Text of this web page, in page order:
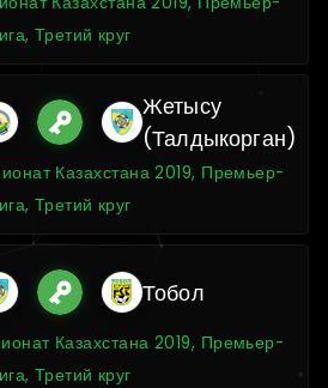
Третий круг
Жетысу
(Талдыкорган)
Казахстана 2019, Премьер-
Третий круг
Тобол
Казахстана 2019, Премьер-
Третий круг